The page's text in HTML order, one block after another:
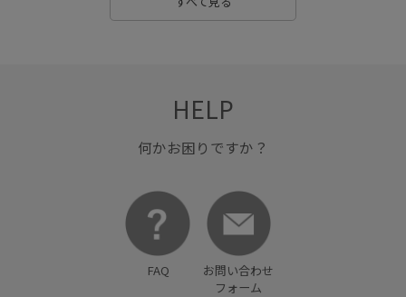
HELP
何かお困りですか？
FAQ
お問い合わせ
フォーム